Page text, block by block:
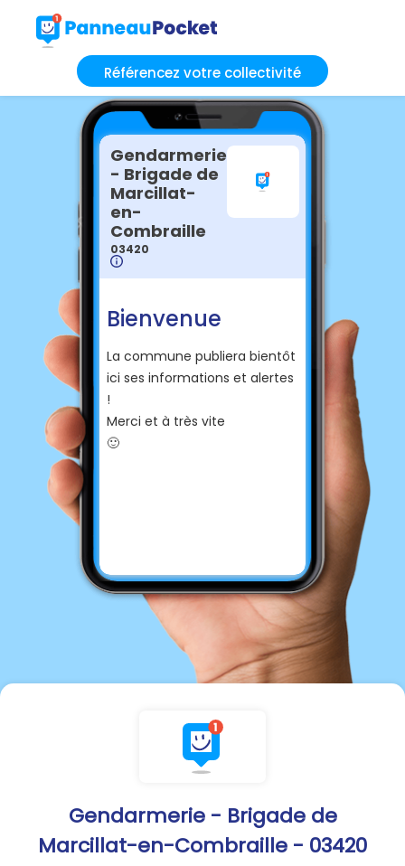
Référencez votre collectivité
Gendarmerie - Brigade de
Marcillat-en-Combraille - 03420
Gendarmerie
- Brigade de
Marcillat-
en-
Combraille
03420
Bienvenue
La commune publiera bientôt
ici ses informations et alertes
!
Merci et à très vite
🙂